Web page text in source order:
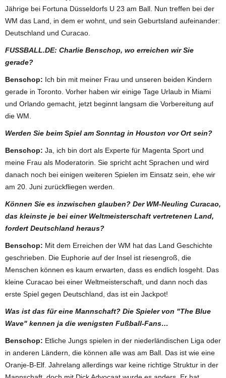
Jährige bei Fortuna Düsseldorfs U 23 am Ball. Nun treffen bei der
WM das Land, in dem er wohnt, und sein Geburtsland aufeinander:
Deutschland und Curacao.
FUSSBALL.DE: Charlie Benschop, wo erreichen wir Sie
gerade?
Benschop: Ich bin mit meiner Frau und unseren beiden Kindern
gerade in Toronto. Vorher haben wir einige Tage Urlaub in Miami
und Orlando gemacht, jetzt beginnt langsam die Vorbereitung auf
die WM.
Werden Sie beim Spiel am Sonntag in Houston vor Ort sein?
Benschop: Ja, ich bin dort als Experte für Magenta Sport und
meine Frau als Moderatorin. Sie spricht acht Sprachen und wird
danach noch bei einigen weiteren Spielen im Einsatz sein, ehe wir
am 20. Juni zurückfliegen werden.
Können Sie es inzwischen glauben? Der WM-Neuling Curacao,
das kleinste je bei einer Weltmeisterschaft vertretenen Land,
fordert Deutschland heraus?
Benschop: Mit dem Erreichen der WM hat das Land Geschichte
geschrieben. Die Euphorie auf der Insel ist riesengroß, die
Menschen können es kaum erwarten, dass es endlich losgeht. Das
kleine Curacao bei einer Weltmeisterschaft, und dann noch das
erste Spiel gegen Deutschland, das ist ein Jackpot!
Was ist das für eine Mannschaft? Die Spieler von "The Blue
Wave" kennen ja die wenigsten Fußball-Fans…
Benschop: Etliche Jungs spielen in der niederländischen Liga oder
in anderen Ländern, die können alle was am Ball. Das ist wie eine
Oranje-B-Elf. Jahrelang allerdings war keine richtige Struktur in der